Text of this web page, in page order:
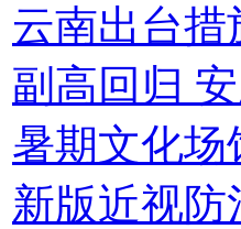
云南出台
副高回归
暑期文化场
新版近视